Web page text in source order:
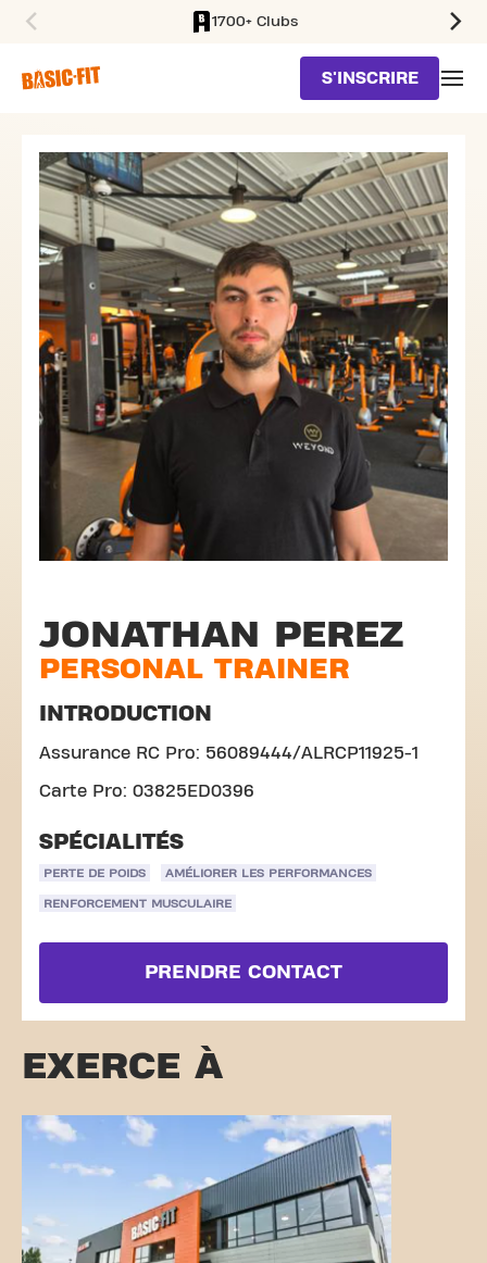
1700+ Clubs
S'INSCRIRE
JONATHAN PEREZ
PERSONAL TRAINER
INTRODUCTION
Assurance RC Pro: 56089444/ALRCP11925-1
Carte Pro: 03825ED0396
SPÉCIALITÉS
PERTE DE POIDS AMÉLIORER LES PERFORMANCES
RENFORCEMENT MUSCULAIRE
PRENDRE CONTACT
EXERCE À